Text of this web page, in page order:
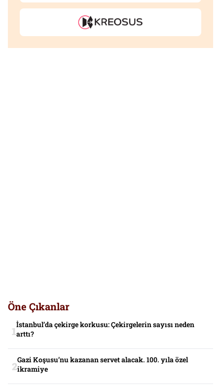
Öne Çıkanlar
İstanbul’da çekirge korkusu: Çekirgelerin sayısı neden
arttı?
Gazi Koşusu’nu kazanan servet alacak. 100. yıla özel
ikramiye